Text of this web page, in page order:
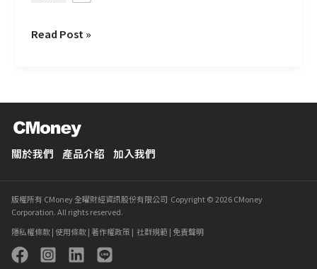
略
Read Post »
關於我們 產品介紹 加入我們
版權所有 CMoney 全曜財經資訊股份有限公司 Copyright © 2026 CMoney
Corporation. All rights reserved.
隱私權條款|使用條款| 著作權政策| 社群規範 | 免責聲明